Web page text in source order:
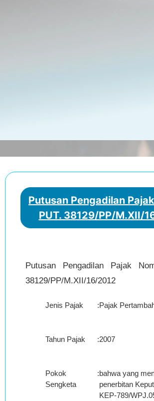
Putusan Pengadilan
PUT. 38129/PP/M.XII/
Putusan Pengadilan Pajak
38129/PP/M.XII/16/2012
Jenis Pajak :Pajak
Tahun Pajak :2007
Pokok
Sengketa
:bahwa yang
penerbitan
KEP-789/